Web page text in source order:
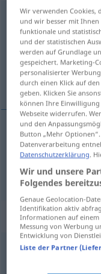
pedig
Übersicht aller
(Für mehr Details die
obgleich,
obgleich,obwohl,
und, undzwar
Wir verwenden Cookies,
und wir besser mit
funktionale und
und der statistischen
werden auf Grundlage
gespeichert. Marketing-
personalisierter
durch einen Klick auf
geben. Klicken Sie
können Ihre
Webseite widerrufen.
und den
Button „Mehr
Datenverarbeitung
Datenschutzerklärung.
Wir und unsere
Folgendes
Genaue Geolocation-
Identifikation aktiv
Informationen auf einem
Messung von Werbung
Entwicklung von
Liste der Partner